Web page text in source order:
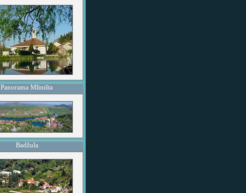
Panorama Mliništa
Badžula